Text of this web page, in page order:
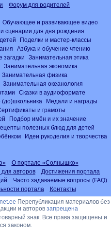
Форум для родителей
Обучающее и развивающее видео
сценарии для дня рождения
Поделки и мастер-классы
Азбука и обучение чтению
загадки
Занимательная этика
Занимательная экономика
Занимательная физика
Занимательная океанология
Сказки в аудиоформате
Медали и награды
и грамоты
Подбор имён и их значение
полезных блюд для детей
Идеи рукоделия и творчества
О портале «Солнышко»
авторов
Достижения портала
Часто задаваемые вопросы (FAQ)
портала
Контакты
Перепубликация материалов без
и авторов запрещена
знак. Все права защищены и
законом.